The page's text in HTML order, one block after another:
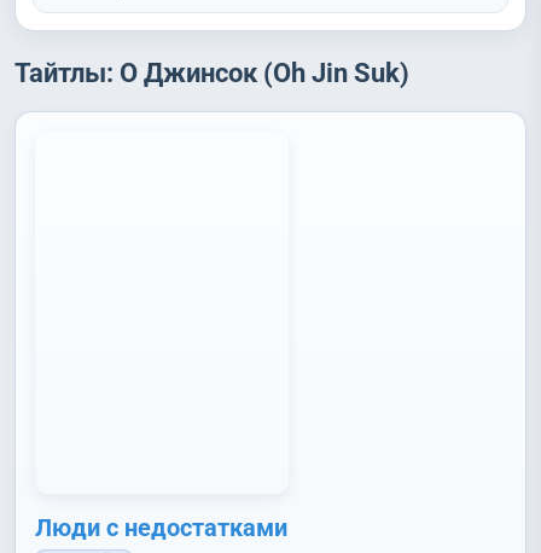
Тайтлы: О Джинсок (Oh Jin Suk)
Люди с недостатками